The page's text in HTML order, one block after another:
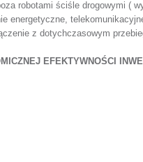
robotami ściśle drogowymi (
energetyczne,
z dotychczasowym
EFEKTYWNOŚCI